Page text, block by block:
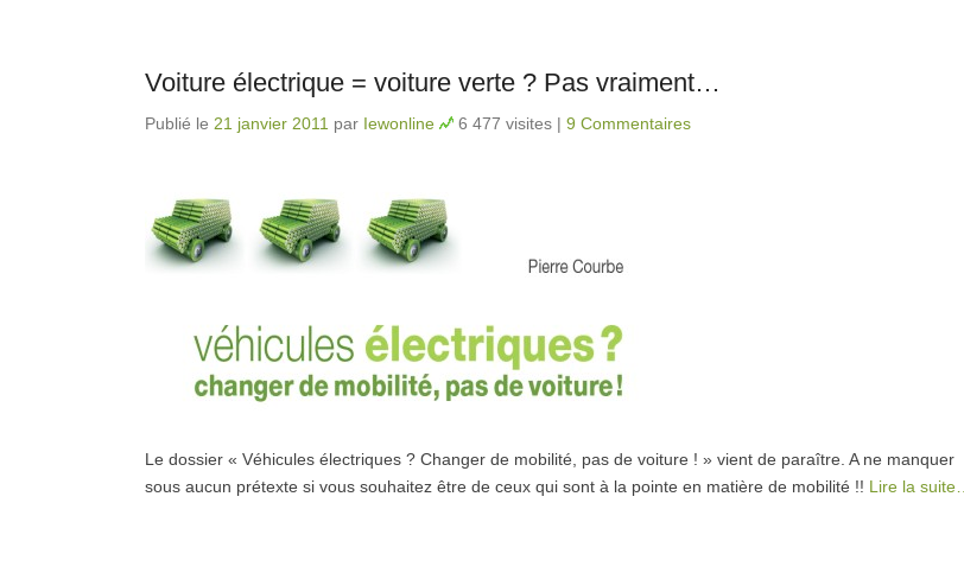
Voiture électrique = voiture verte ? Pas vraiment…
Publié le 21 janvier 2011 par Iewonline 6 477 visites | 9 Commentaires
Le dossier « Véhicules électriques ? Changer de mobilité, pas de voiture ! » vient de paraître. A ne manquer
sous aucun prétexte si vous souhaitez être de ceux qui sont à la pointe en matière de mobilité !! Lire la suite…